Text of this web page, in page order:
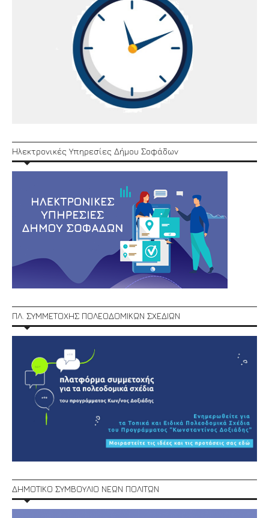
Ηλεκτρονικές Υπηρεσίες Δήμου Σοφάδων
ΠΛ. ΣΥΜΜΕΤΟΧΗΣ ΠΟΛΕΟΔΟΜΙΚΩΝ ΣΧΕΔΙΩΝ
ΔΗΜΟΤΙΚΟ ΣΥΜΒΟΥΛΙΟ ΝΕΩΝ ΠΟΛΙΤΩΝ